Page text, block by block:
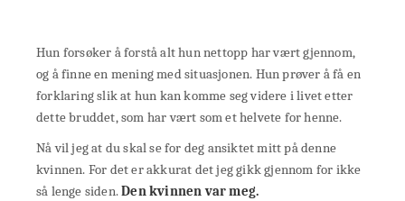
Hun forsøker å forstå alt hun nettopp har vært gjennom,
og å finne en mening med situasjonen. Hun prøver å få en
forklaring slik at hun kan komme seg videre i livet etter
dette bruddet, som har vært som et helvete for henne.
Nå vil jeg at du skal se for deg ansiktet mitt på denne
kvinnen. For det er akkurat det jeg gikk gjennom for ikke
så lenge siden.Den kvinnen var meg.